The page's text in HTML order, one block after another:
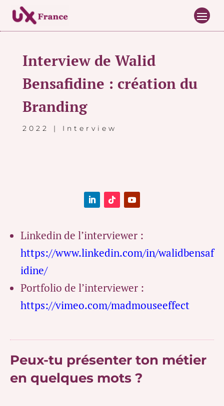
Interview de Walid
Bensafidine : création du
Branding
2022 | Interview
Linkedin de l’interviewer :
https://www.linkedin.com/in/walidbensaf
idine/
Portfolio de l’interviewer :
https://vimeo.com/madmouseeffect
Peux-tu présenter ton métier
en quelques mots ?